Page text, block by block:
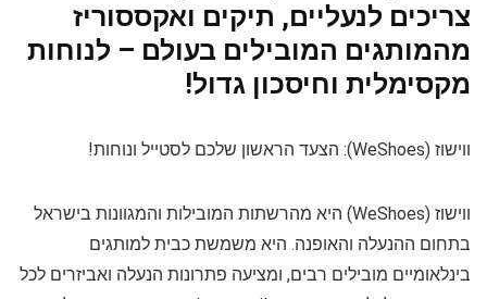
צריכים לנעליים, תיקים ואקססוריז
מהמותגים המובילים בעולם – לנוחות
מקסימלית וחיסכון גדול!
ווישוז (WeShoes): הצעד הראשון שלכם לסטייל ונוחות!
ווישוז (WeShoes) היא מהרשתות המובילות והמגוונות בישראל
בתחום ההנעלה והאופנה. היא משמשת כבית למותגים
בינלאומיים מובילים רבים, ומציעה פתרונות הנעלה ואביזרים לכל